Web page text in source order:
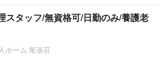
スタッフ/無資格可/日勤のみ/養護老
ホーム 尾張荘